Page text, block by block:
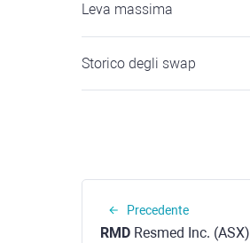
Leva massima
Storico degli swap
Precedente
RMD Resmed Inc. (ASX)